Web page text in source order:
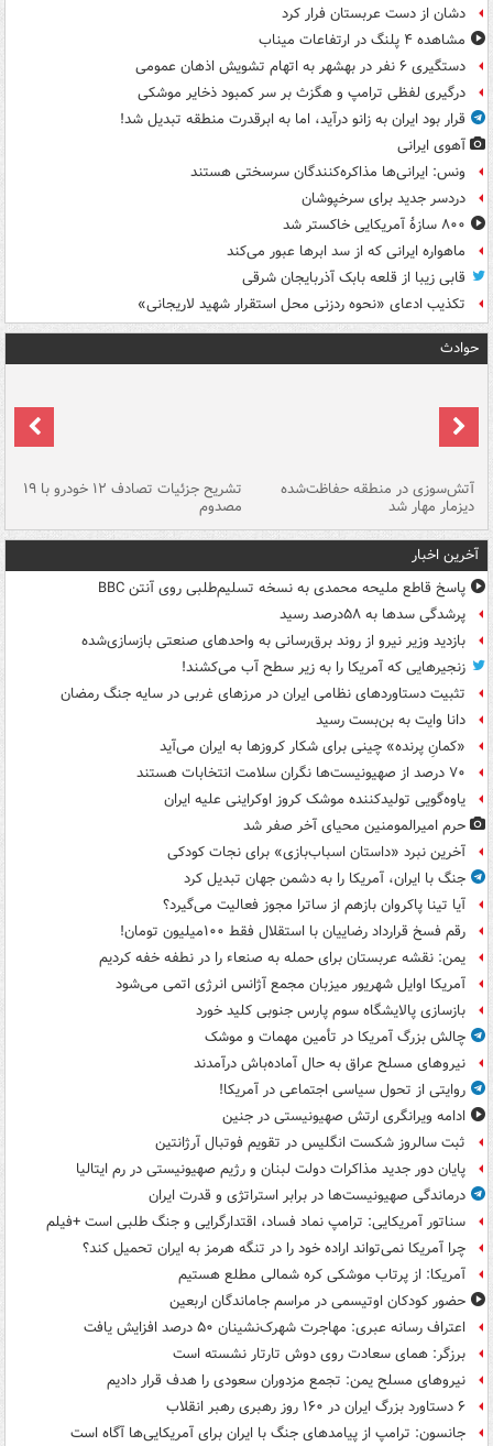
دشان از دست عربستان فرار کرد
مشاهده ۴ پلنگ در ارتفاعات میناب
دستگیری ۶ نفر در بهشهر به اتهام تشویش اذهان عمومی
درگیری لفظی ترامپ و هگزث بر سر کمبود ذخایر موشکی
قرار بود ایران به زانو درآید، اما به ابرقدرت منطقه تبدیل شد!
آهوی ایرانی
ونس: ایرانی‌ها مذاکره‌کنندگان سرسختی هستند
دردسر جدید برای سرخپوشان
۸۰۰ سازۀ آمریکایی خاکستر شد
ماهواره ایرانی که از سد ابرها عبور می‌کند
قابی زیبا از قلعه بابک آذربایجان شرقی
تکذیب ادعای «نحوه ردزنی محل استقرار شهید لاریجانی»
حوادث
آتش‌سوزی در منطقه حفاظت‌شده
دیزمار مهار شد
تشریح جزئیات تصادف ۱۲ خودرو با ۱۹
مصدوم
آخرین اخبار
پاسخ قاطع ملیحه محمدی به نسخه تسلیم‌طلبی روی آنتن BBC
پرشدگی سدها به ۵۸درصد رسید
بازدید وزیر نیرو از روند برق‌رسانی به واحدهای صنعتی بازسازی‌شده
زنجیرهایی که آمریکا را به زیر سطح آب می‌کشند!
تثبیت دستاوردهای نظامی ایران در مرزهای غربی در سایه جنگ رمضان
دانا وایت به بن‌بست رسید
«کمانِ پرنده» چینی برای شکار کروزها به ایران می‌آید
۷۰ درصد از صهیونیست‌ها نگران سلامت انتخابات هستند
یاوه‌گویی تولیدکننده موشک کروز اوکراینی علیه ایران
حرم امیرالمومنین محیای آخر صفر شد
آخرین نبرد «داستان اسباب‌بازی» برای نجات کودکی
جنگ با ایران، آمریکا را به دشمن جهان تبدیل کرد
آیا تینا پاکروان بازهم از ساترا مجوز فعالیت می‌گیرد؟
رقم فسخ قرارداد رضاییان با استقلال فقط ۱۰۰میلیون تومان!
یمن: نقشه عربستان برای حمله به صنعاء را در نطفه خفه کردیم
آمریکا اوایل شهریور میزبان مجمع آژانس انرژی اتمی می‌شود
بازسازی پالایشگاه سوم پارس جنوبی کلید خورد
چالش بزرگ آمریکا در تأمین مهمات و موشک
نیروهای مسلح عراق به حال آماده‌باش درآمدند
روایتی از تحول سیاسی اجتماعی در آمریکا!
ادامه ویرانگری ارتش صهیونیستی در جنین
ثبت سالروز شکست انگلیس در تقویم فوتبال آرژانتین
پایان دور جدید مذاکرات دولت لبنان و رژیم صهیونیستی در رم ایتالیا
درماندگی صهیونیست‌ها در برابر استراتژی و قدرت ایران
سناتور آمریکایی: ترامپ نماد فساد، اقتدارگرایی و جنگ طلبی است +فیلم
چرا آمریکا نمی‌تواند اراده خود را در تنگه هرمز به ایران تحمیل کند؟
آمریکا: از پرتاب موشکی کره شمالی مطلع هستیم
حضور کودکان اوتیسمی در مراسم جاماندگان اربعین
اعتراف رسانه عبری: مهاجرت شهرک‌نشینان ۵۰ درصد افزایش یافت
برزگر: همای سعادت روی دوش تارتار نشسته است
نیروهای مسلح یمن: تجمع مزدوران سعودی را هدف قرار دادیم
۶ دستاورد بزرگ ایران در ۱۶۰ روز رهبری رهبر انقلاب
جانسون: ترامپ از پیامدهای جنگ با ایران برای آمریکایی‌ها آگاه است